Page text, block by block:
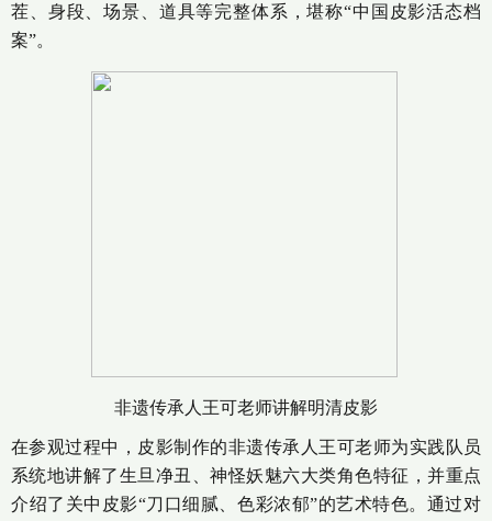
茬、身段、场景、道具等完整体系，堪称“中国皮影活态档
案”。
非遗传承人王可老师讲解明清皮影
在参观过程中，皮影制作的非遗传承人王可老师为实践队员
系统地讲解了生旦净丑、神怪妖魅六大类角色特征，并重点
介绍了关中皮影“刀口细腻、色彩浓郁”的艺术特色。通过对